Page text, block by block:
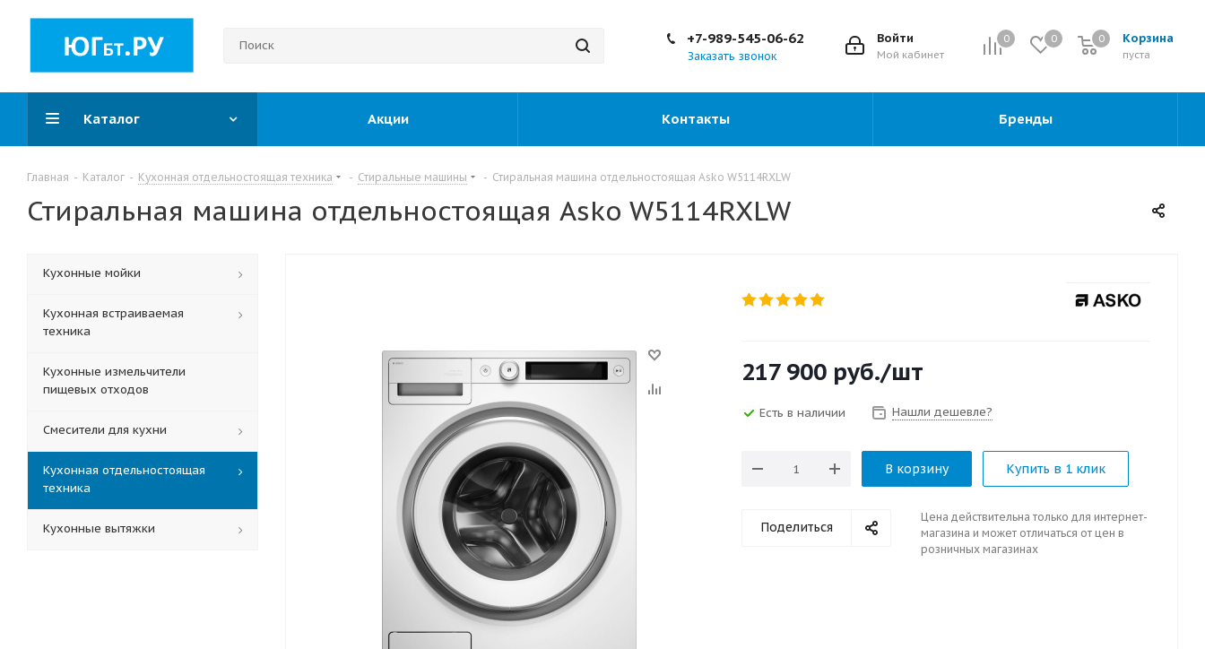
0 0 Корзина
0
пуста
0
Войти
Мой кабинет
+7-989-545-06-62
Заказать звонок
Каталог Акции Контакты Бренды
Главная - Каталог - Кухонная отдельностоящая техника - Стиральные машины - Стиральная машина отдельностоящая Asko W5114RXLW
Стиральная машина отдельностоящая Asko W5114RXLW
217 900 руб./шт
Есть в наличии Нашли дешевле?
В корзину Купить в 1 клик
Поделиться
Цена действительна только для интернет-
магазина и может отличаться от цен в
розничных магазинах
Кухонные мойки
Кухонная встраиваемая
техника
Кухонные измельчители
пищевых отходов
Смесители для кухни
Кухонная отдельностоящая
техника
Кухонные вытяжки